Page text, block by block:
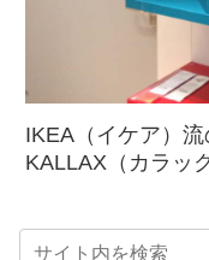
IKEA（イケア）流
KALLAX（カラッ